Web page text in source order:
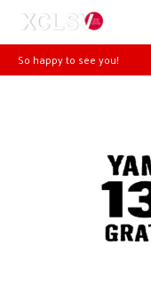
So happy to see you!